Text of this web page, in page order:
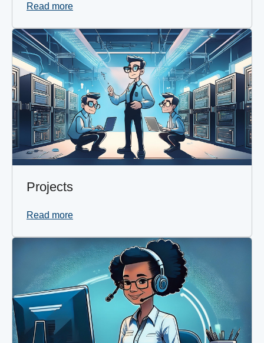
Read more
Projects
Read more